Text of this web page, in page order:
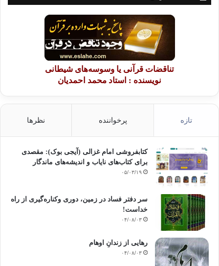
تناقضات قرآنی یا وسوسه‌های شیطانی
نویسنده : استاد محمد احمدیان
تازه پرخواننده نظرها
کتابفروشی امام غزالی (آیجی بوک): مقصدی
برای کتاب‌های نایاب و اندیشه‌های ماندگار
۰۵/۰۳/۱۹
سر دفتر فساد در زمین‌، دوری وکناره‌گیری از راه
خداست‌!
۰۴/۰۸/۰۳
رهایی از زندانِ اوهام
۰۴/۰۸/۰۳